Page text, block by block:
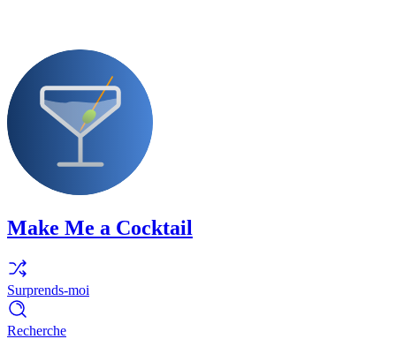
Make Me a Cocktail
Surprends-moi
Recherche